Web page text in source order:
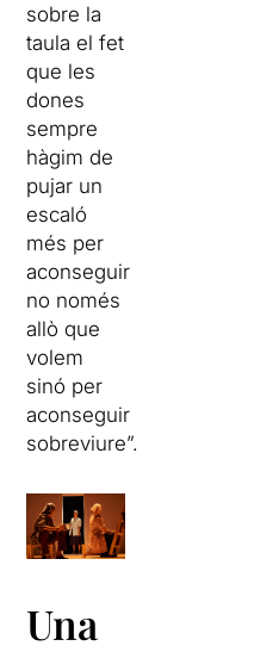
sobre la
taula el fet
que les
dones
sempre
hàgim de
pujar un
escaló
més per
aconseguir
no només
allò que
volem
sinó per
aconseguir
sobreviure”.
Una